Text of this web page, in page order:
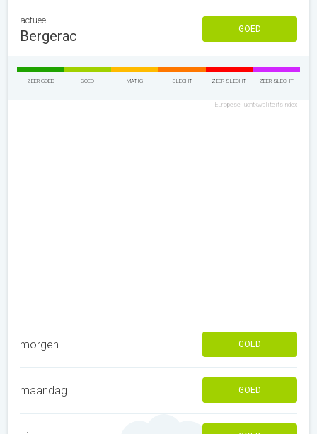
actueel
Bergerac GOED
ZEER GOED GOED MATIG SLECHT ZEER SLECHT ZEER SLECHT
Europese luchtkwaliteitsindex
morgen GOED
maandag GOED